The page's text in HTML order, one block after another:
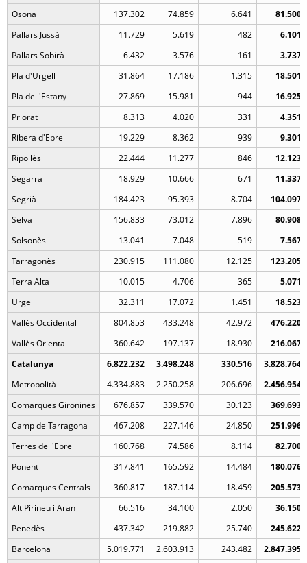
Osona
137.302 74.859 6.641
81.500
Pallars Jussà
11.729 5.619 482
6.101
Pallars Sobirà
6.432 3.576 161
3.737
Pla d'Urgell
31.864 17.186 1.315
18.501
Pla de l'Estany
27.869 15.981 944
16.925
Priorat
8.313 4.020 331
4.351
Ribera d'Ebre
19.229 8.362 939
9.301
Ripollès
22.444 11.277 846
12.123
Segarra
18.929 10.666 671
11.337
Segrià
184.423 95.393 8.704
104.097
Selva
156.833 73.012 7.896
80.908
Solsonès
13.041 7.048 519
7.567
Tarragonès
230.915 111.080 12.125
123.205
Terra Alta
10.015 4.706 365
5.071
Urgell
32.311 17.072 1.451
18.523
Vallès Occidental
804.853 433.248 42.972
476.220
Vallès Oriental
360.642 197.137 18.930
216.067
Catalunya
6.822.232 3.498.248 330.516
3.828.764
Metropolità
4.334.883 2.250.258 206.696
2.456.954
Comarques Gironines
676.857 339.570 30.123
369.693
Camp de Tarragona
467.208 227.146 24.850
251.996
Terres de l'Ebre
160.768 74.586 8.114
82.700
Ponent
317.841 165.592 14.484
180.076
Comarques Centrals
360.817 187.114 18.459
205.573
Alt Pirineu i Aran
66.516 34.100 2.050
36.150
Penedès
437.342 219.882 25.740
245.622
Barcelona
5.019.771 2.603.913 243.482
2.847.395